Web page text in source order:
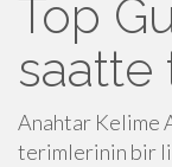
Top
saatte
Anahtar Kelime
terimlerinin bir